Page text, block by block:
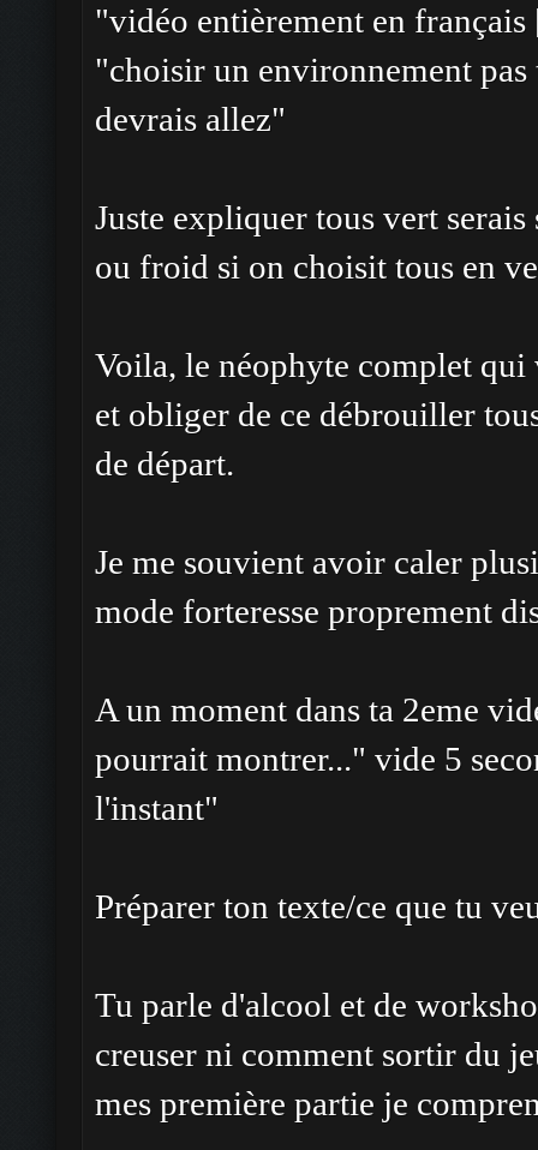
"vidéo entièrement en
"choisir un environnement
devrais allez"
Juste expliquer tous vert
ou froid si on choisit tous en
Voila, le néophyte complet qui
et obliger de ce débrouiller
de départ.
Je me souvient avoir caler
mode forteresse proprement
A un moment dans ta 2eme
pourrait montrer..." vide 5
l'instant"
Préparer ton texte/ce que tu
Tu parle d'alcool et de
creuser ni comment sortir du
mes première partie je